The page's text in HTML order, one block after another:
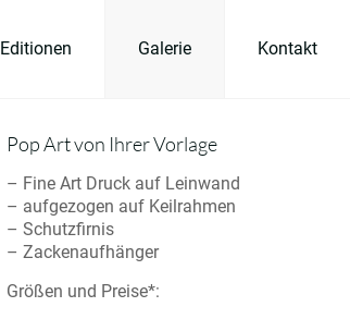
Editionen Galerie Kontakt
Pop Art von Ihrer Vorlage
– Fine Art Druck auf Leinwand
– aufgezogen auf Keilrahmen
– Schutzfirnis
– Zackenaufhänger
Größen und Preise*: